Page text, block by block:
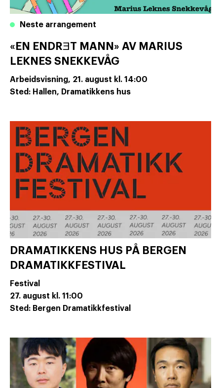
Neste arrangement
«EN ENDRƎT MANN» AV MARIUS
LEKNES SNEKKEVÅG
Arbeidsvisning, 21. august kl. 14:00
Sted: Hallen, Dramatikkens hus
DRAMATIKKENS HUS PÅ BERGEN
DRAMATIKKFESTIVAL
Festival
27. august kl. 11:00
Sted: Bergen Dramatikkfestival